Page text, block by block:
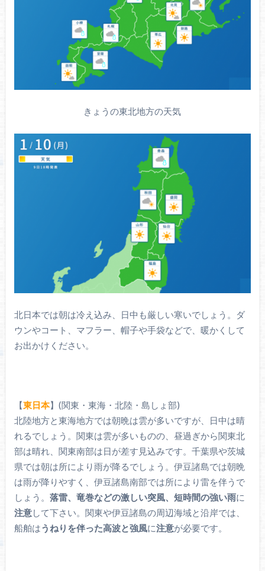
きょうの東北地方の天気
北日本では朝は冷え込み、日中も厳しい寒いでしょう。ダ
ウンやコート、マフラー、帽子や手袋などで、暖かくして
お出かけください。
【東日本】(関東・東海・北陸・島しょ部)
北陸地方と東海地方では朝晩は雲が多いですが、日中は晴
れるでしょう。関東は雲が多いものの、昼過ぎから関東北
部は晴れ、関東南部は日が差す見込みです。千葉県や茨城
県では朝は所により雨が降るでしょう。伊豆諸島では朝晩
は雨が降りやすく、伊豆諸島南部では所により雷を伴うで
しょう。 落雷、竜巻などの激しい突風、短時間の強い雨に
注意して下さい。関東や伊豆諸島の周辺海域と沿岸では、
船舶はうねりを伴った高波と強風に注意が必要です。